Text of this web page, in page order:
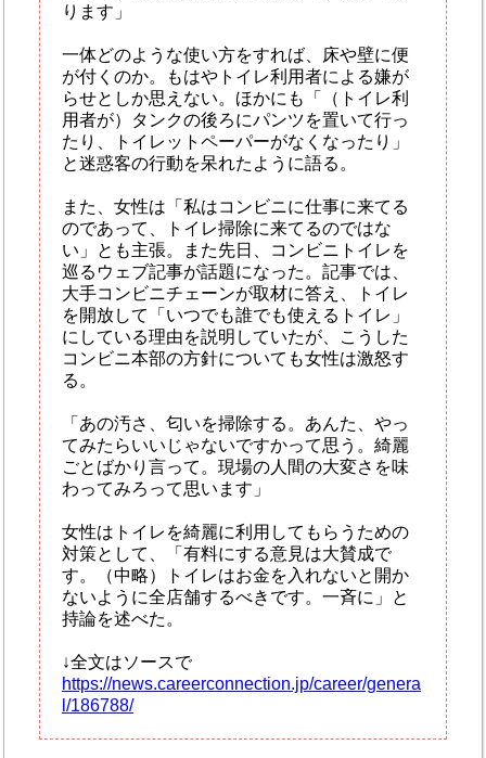
ります」
一体どのような使い方をすれば、床や壁に便
が付くのか。もはやトイレ利用者による嫌が
らせとしか思えない。ほかにも「（トイレ利
用者が）タンクの後ろにパンツを置いて行っ
たり、トイレットペーパーがなくなったり」
と迷惑客の行動を呆れたように語る。
また、女性は「私はコンビニに仕事に来てる
のであって、トイレ掃除に来てるのではな
い」とも主張。また先日、コンビニトイレを
巡るウェブ記事が話題になった。記事では、
大手コンビニチェーンが取材に答え、トイレ
を開放して「いつでも誰でも使えるトイレ」
にしている理由を説明していたが、こうした
コンビニ本部の方針についても女性は激怒す
る。
「あの汚さ、匂いを掃除する。あんた、やっ
てみたらいいじゃないですかって思う。綺麗
ごとばかり言って。現場の人間の大変さを味
わってみろって思います」
女性はトイレを綺麗に利用してもらうための
対策として、「有料にする意見は大賛成で
す。（中略）トイレはお金を入れないと開か
ないように全店舗するべきです。一斉に」と
持論を述べた。
↓全文はソースで
https://news.careerconnection.jp/career/genera
l/186788/